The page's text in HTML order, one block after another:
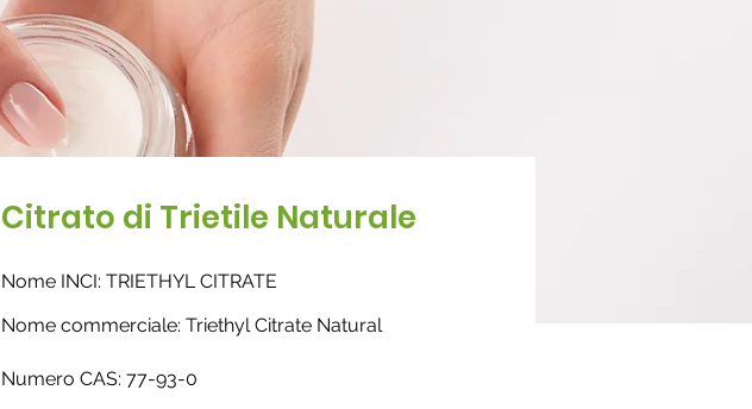
Citrato di Trietile Naturale
Nome INCI: TRIETHYL CITRATE
Nome commerciale: Triethyl Citrate Natural
Numero CAS: 77-93-0